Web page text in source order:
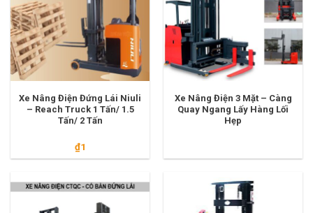
Xe Nâng Điện Đứng Lái Niuli
– Reach Truck 1 Tấn/ 1.5
Tấn/ 2 Tấn
₫1
Xe Nâng Điện 3 Mặt – Càng
Quay Ngang Lấy Hàng Lối
Hẹp